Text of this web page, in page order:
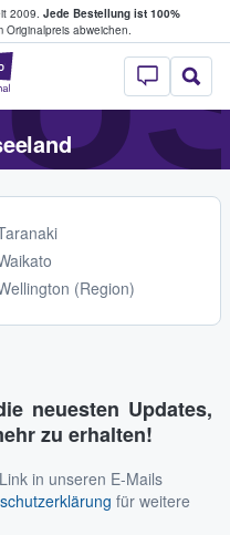
2009. Jede Bestellung ist 100%
abweichen.
StubHub - Wo
(Region)
neuesten Updates,
zu erhalten!
in unseren E-Mails
für weitere